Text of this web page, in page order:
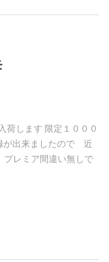
荷します 限定１０００
が出来ましたので 近
レミア間違い無しで